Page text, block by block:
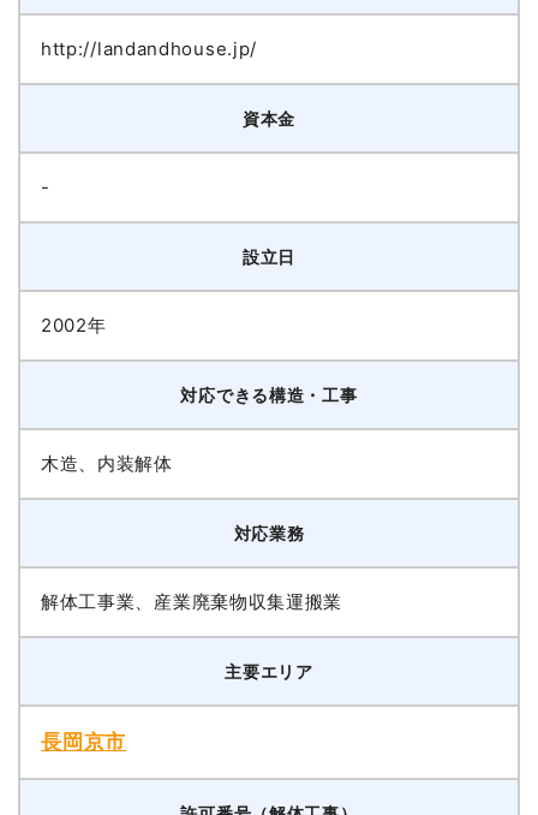
http://landandhouse.jp/
資本金
-
設立日
2002年
対応できる構造・工事
木造、内装解体
対応業務
解体工事業、産業廃棄物収集運搬業
主要エリア
長岡京市